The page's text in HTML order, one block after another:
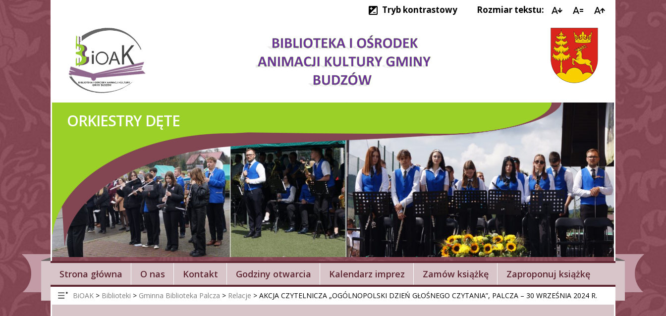
Tryb kontrastowy Rozmiar tekstu:
Strona główna O nas Kontakt Godziny otwarcia Kalendarz imprez Zamów książkę Zaproponuj książkę
BiOAK > Biblioteki > Gminna Biblioteka Palcza > Relacje > AKCJA CZYTELNICZA „OGÓLNOPOLSKI DZIEŃ GŁOŚNEGO CZYTANIA”, PALCZA – 30 WRZEŚNIA 2024 R.